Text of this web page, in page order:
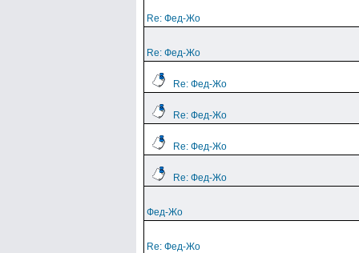
Re: Фед-Жо
Re: Фед-Жо
Re: Фед-Жо
Re: Фед-Жо
Re: Фед-Жо
Re: Фед-Жо
Фед-Жо
Re: Фед-Жо